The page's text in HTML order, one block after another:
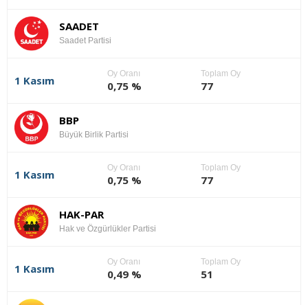
SAADET
Saadet Partisi
1 Kasım
Oy Oranı
0,75 %
Toplam Oy
77
BBP
Büyük Birlik Partisi
1 Kasım
Oy Oranı
0,75 %
Toplam Oy
77
HAK-PAR
Hak ve Özgürlükler Partisi
1 Kasım
Oy Oranı
0,49 %
Toplam Oy
51